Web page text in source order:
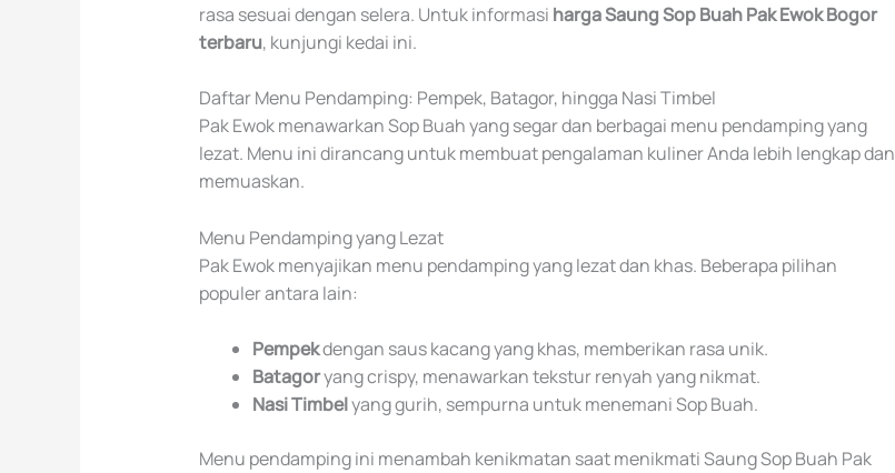
rasa sesuai dengan selera. Untuk informasi harga Saung Sop Buah Pak Ewok Bogor
terbaru, kunjungi kedai ini.
Daftar Menu Pendamping: Pempek, Batagor, hingga Nasi Timbel
Pak Ewok menawarkan Sop Buah yang segar dan berbagai menu pendamping yang
lezat. Menu ini dirancang untuk membuat pengalaman kuliner Anda lebih lengkap dan
memuaskan.
Menu Pendamping yang Lezat
Pak Ewok menyajikan menu pendamping yang lezat dan khas. Beberapa pilihan
populer antara lain:
Pempekdengan saus kacang yang khas, memberikan rasa unik.
Batagoryang crispy, menawarkan tekstur renyah yang nikmat.
Nasi Timbelyang gurih, sempurna untuk menemani Sop Buah.
Menu pendamping ini menambah kenikmatan saat menikmati Saung Sop Buah Pak